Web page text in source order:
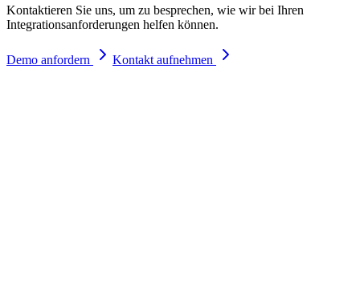
Kontaktieren Sie uns, um zu besprechen, wie wir bei Ihren
Integrationsanforderungen helfen können.
Demo anfordern Kontakt aufnehmen